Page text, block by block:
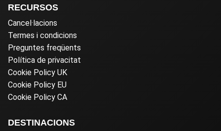
RECURSOS
Cancel·lacions
Termes i condicions
Preguntes freqüents
Política de privacitat
Cookie Policy UK
Cookie Policy EU
Cookie Policy CA
DESTINACIONS